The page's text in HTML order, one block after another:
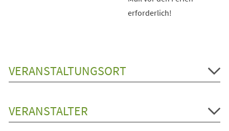
erforderlich!
VERANSTALTUNGSORT
VERANSTALTER